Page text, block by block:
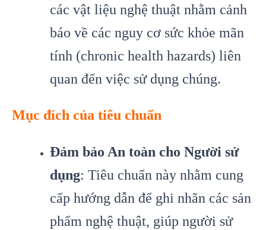
các vật liệu nghệ thuật nhằm cảnh
báo về các nguy cơ sức khỏe mãn
tính (chronic health hazards) liên
quan đến việc sử dụng chúng.
Mục đích của tiêu chuẩn
Đảm bảo An toàn cho Người sử
dụng: Tiêu chuẩn này nhằm cung
cấp hướng dẫn để ghi nhãn các sản
phẩm nghệ thuật, giúp người sử